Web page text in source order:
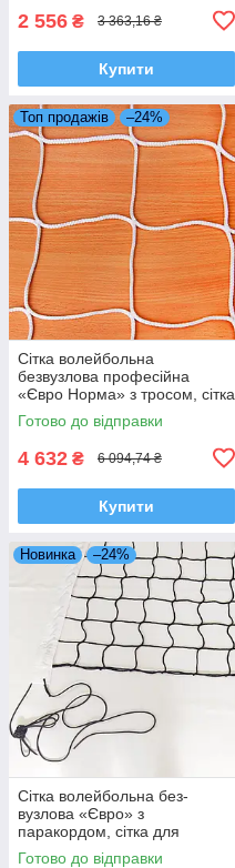
2 556 ₴ 3 363,16 ₴
Купити
Топ продажів –24%
Сітка волейбольна
безвузлова професійна
«Євро Норма» з тросом, сітка
для волейболу, біла
Готово до відправки
4 632 ₴ 6 094,74 ₴
Купити
Новинка –24%
Сітка волейбольна без-
вузлова «Євро» з
паракордом, сітка для
волейболу, чорно-біла
Готово до відправки